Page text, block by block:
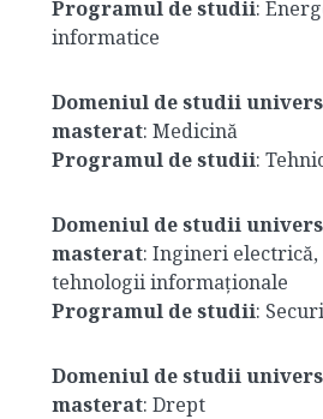
Programul de studii:
informatice
Domeniul de studii
masterat: Medicină
Programul de studii:
Domeniul de studii
masterat: Ingineri
tehnologii informaționale
Programul de studii:
Domeniul de studii
masterat: Drept